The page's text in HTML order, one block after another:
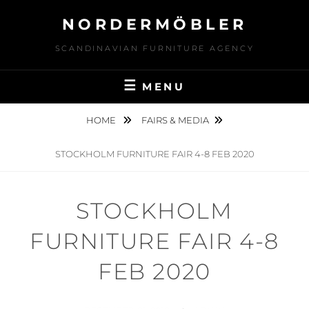
NORDERMÖBLER
SCANDINAVIAN FURNITURE AGENCY
MENU
HOME FAIRS & MEDIA
STOCKHOLM FURNITURE FAIR 4-8 FEB 2020
STOCKHOLM
FURNITURE FAIR 4-8
FEB 2020